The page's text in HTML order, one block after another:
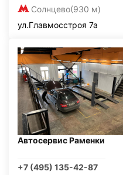
Солнцево(930 м)
ул.Главмосстроя 7а
Автосервис Раменки
+7 (495) 135-42-87